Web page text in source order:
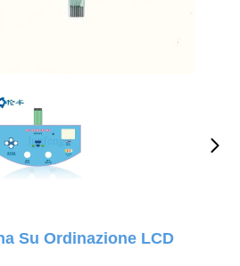
Su Ordinazione LCD